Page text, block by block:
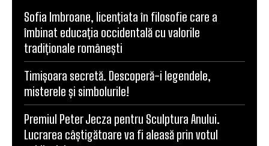
Sofia Imbroane, licențiata în filosofie care a
îmbinat educația occidentală cu valorile
tradiționale românești
Timișoara secretă. Descoperă-i legendele,
misterele și simbolurile!
Premiul Peter Jecza pentru Sculptura Anului.
Lucrarea câștigătoare va fi aleasă prin votul